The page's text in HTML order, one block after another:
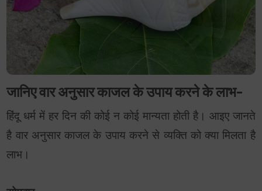
जानिए वार अनुसार काजल के उपाय करने के लाभ-
हिंदू धर्म में हर दिन की कोई न कोई मान्यता होती है। आइए जानते
है वार अनुसार काजल के उपाय करने से व्यक्ति को क्या मिलता है
लाभ।